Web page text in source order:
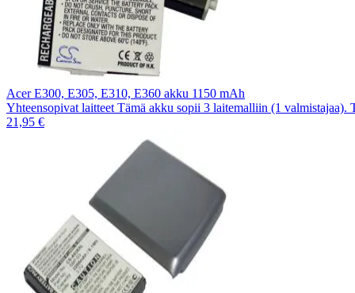
Acer E300, E305, E310, E360 akku 1150 mAh
Yhteensopivat laitteet Tämä akku sopii 3 laitemalliin (1 valmistajaa).
21,95 €